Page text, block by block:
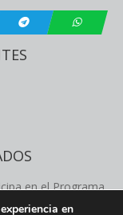
en el Programa
este programa
en